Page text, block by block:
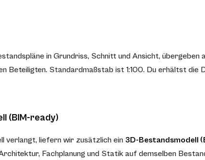
in Grundriss, Schnitt und Ansicht, übergeben
Beteiligten. Standardmaßstab ist 1:100. Du erhältst
(BIM-ready)
verlangt, liefern wir zusätzlich ein 3D-Bestandsmodell
Fachplanung und Statik auf demselben